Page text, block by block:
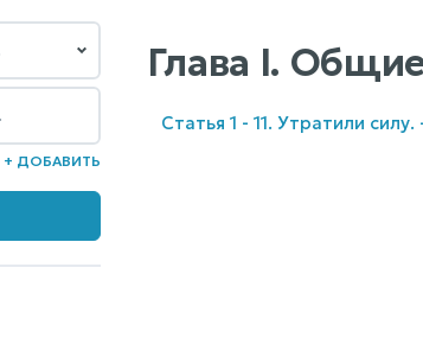
+ ДОБАВИТЬ
Глава I.
Статья 1 - 11. Утратили